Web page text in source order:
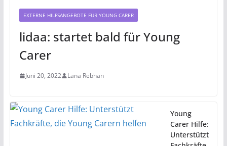
EXTERNE HILFSANGEBOTE FÜR YOUNG CARER
lidaa: startet bald für Young
Carer
Juni 20, 2022 Lana Rebhan
Young
Carer Hilfe:
Unterstützt